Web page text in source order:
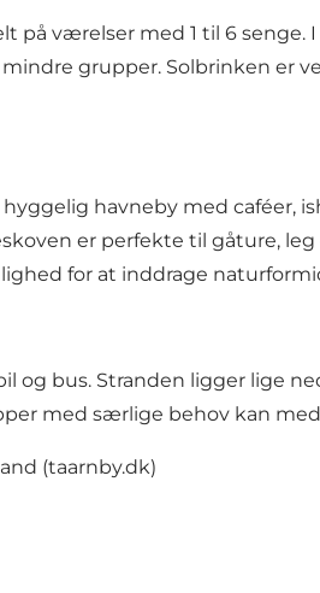
på værelser med 1 til 6
grupper. Solbrinken er
havneby med caféer,
er perfekte til gåture,
for at inddrage
og bus. Stranden ligger lige
med særlige behov kan
(taarnby.dk)